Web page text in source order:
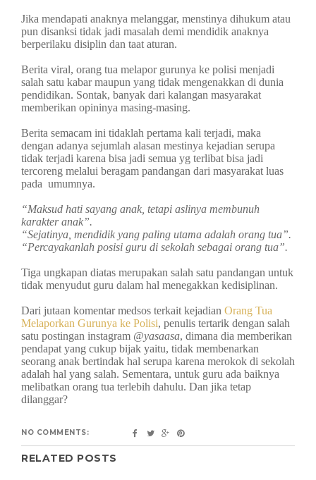
Jika mendapati anaknya melanggar, menstinya dihukum atau
pun disanksi tidak jadi masalah demi mendidik anaknya
berperilaku disiplin dan taat aturan.
Berita viral, orang tua melapor gurunya ke polisi menjadi
salah satu kabar maupun yang tidak mengenakkan di dunia
pendidikan. Sontak, banyak dari kalangan masyarakat
memberikan opininya masing-masing.
Berita semacam ini tidaklah pertama kali terjadi, maka
dengan adanya sejumlah alasan mestinya kejadian serupa
tidak terjadi karena bisa jadi semua yg terlibat bisa jadi
tercoreng melalui beragam pandangan dari masyarakat luas
pada umumnya.
“Maksud hati sayang anak, tetapi aslinya membunuh
karakter anak”.
“Sejatinya, mendidik yang paling utama adalah orang tua”.
“Percayakanlah posisi guru di sekolah sebagai orang tua”.
Tiga ungkapan diatas merupakan salah satu pandangan untuk
tidak menyudut guru dalam hal menegakkan kedisiplinan.
Dari jutaan komentar medsos terkait kejadian Orang Tua
Melaporkan Gurunya ke Polisi, penulis tertarik dengan salah
satu postingan instagram @yasaasa, dimana dia memberikan
pendapat yang cukup bijak yaitu, tidak membenarkan
seorang anak bertindak hal serupa karena merokok di sekolah
adalah hal yang salah. Sementara, untuk guru ada baiknya
melibatkan orang tua terlebih dahulu. Dan jika tetap
dilanggar?
NO COMMENTS:
RELATED POSTS